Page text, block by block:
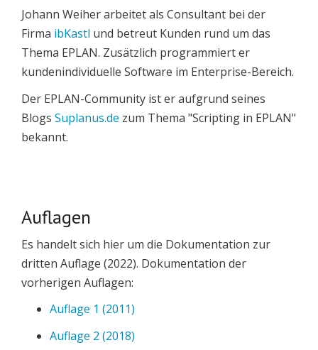
Johann Weiher arbeitet als Consultant bei der
Firma ibKastl und betreut Kunden rund um das
Thema EPLAN. Zusätzlich programmiert er
kundenindividuelle Software im Enterprise-Bereich.
Der EPLAN-Community ist er aufgrund seines
Blogs Suplanus.de zum Thema "Scripting in EPLAN"
bekannt.
Auflagen
Es handelt sich hier um die Dokumentation zur
dritten Auflage (2022). Dokumentation der
vorherigen Auflagen:
Auflage 1 (2011)
Auflage 2 (2018)